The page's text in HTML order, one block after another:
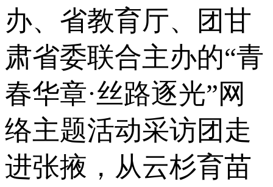
办、省教育厅、团甘
肃省委联合主办的“青
春华章·丝路逐光”网
络主题活动采访团走
进张掖，从云杉育苗